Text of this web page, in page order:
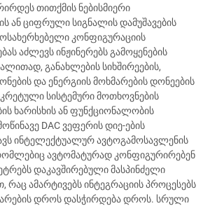
თითქმის ნებისმიერი
ციფრული სიგნალის დამუშავების
კონფიგურაციის
აძლევს ინჟინერებს გამოყენების
განახლების სიხშირეების,
და ენერგიის მოხმარების დონეების
სისტემური მოთხოვნების
ხარისხის ან ფუნქციონალობის
DAC ვეფერის დიე-ების
ინტელექტუალურ ავტოგამოსავლენის
ავტომატურად კონფიგურირებენ
დაკავშირებული მასპინძელი
რაც ამარტივებს ინტეგრაციის პროცესებს
დროს დასჭირდება დროს. სრული